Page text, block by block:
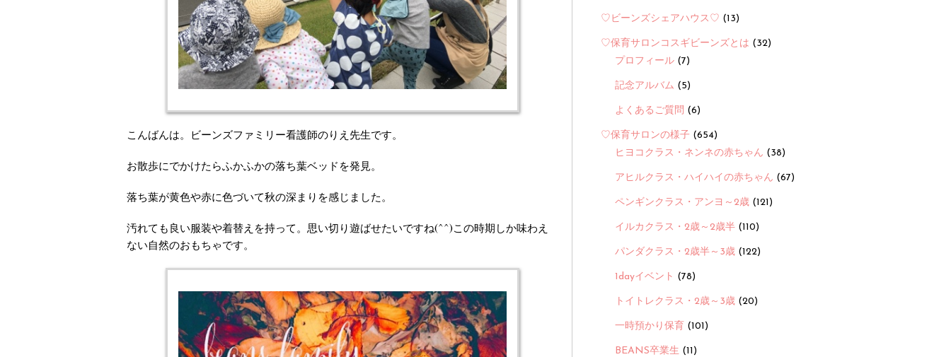
こんばんは。ビーンズファミリー看護師のりえ先生です。
お散歩にでかけたらふかふかの落ち葉ベッドを発見。
落ち葉が黄色や赤に色づいて秋の深まりを感じました。
汚れても良い服装や着替えを持って。思い切り遊ばせたいですね(^^)この時期しか味わえ
ない自然のおもちゃです。
♡ビーンズシェアハウス♡ (13)
♡保育サロンコスギビーンズとは (32)
プロフィール (7)
記念アルバム (5)
よくあるご質問 (6)
♡保育サロンの様子 (654)
ヒヨコクラス・ネンネの赤ちゃん (38)
アヒルクラス・ハイハイの赤ちゃん (67)
ペンギンクラス・アンヨ～2歳 (121)
イルカクラス・2歳～2歳半 (110)
パンダクラス・2歳半～3歳 (122)
1dayイベント (78)
トイトレクラス・2歳～3歳 (20)
一時預かり保育 (101)
BEANS卒業生 (11)